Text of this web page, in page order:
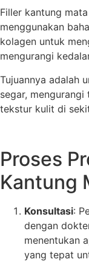
Filler kantung
menggunakan
kolagen untuk
mengurangi
Tujuannya adalah
segar,
tekstur kulit di
Proses
Kantung
Konsultasi:
dengan
menentukan
yang tepat